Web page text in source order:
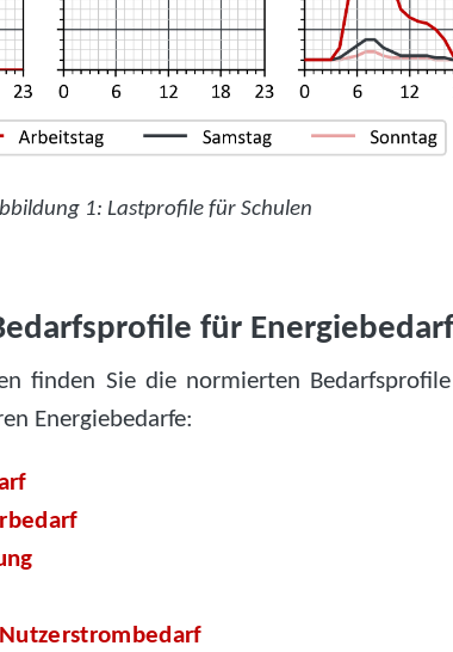
1: Lastprofile für Schulen
für
finden Sie die normierten
Energiebedarfe: